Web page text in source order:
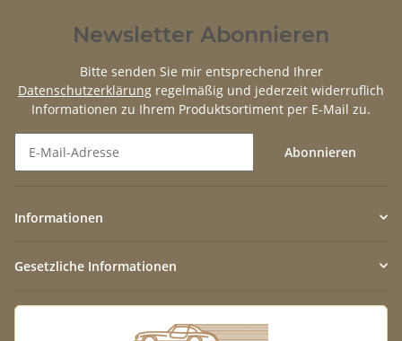
Newsletter Abonnieren
Bitte senden Sie mir entsprechend Ihrer
Datenschutzerklärung regelmäßig und jederzeit widerruflich
Informationen zu Ihrem Produktsortiment per E-Mail zu.
Abonnieren
Informationen
Gesetzliche Informationen